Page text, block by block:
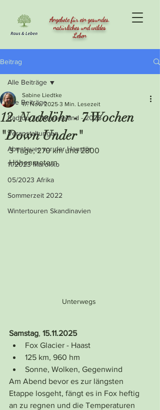
Angebote für ein gesundes,
natürliches und wildes
Leben
Beitrag
Alle Beiträge
Radtour in Neuseeland - 2025
Veranstaltungen
Abenteuer vor der Haustür
11/2023 Marokko
05/2023 Afrika
Sommerzeit 2022
Wintertouren Skandinavien
Alle Beiträge
12. Nadelöhr - 7 Wochen
"Down Under"
Sabine Liedtke
17. Nov. 2025 3 Min. Lesezeit
3 Tage, 270 km und 2800
Höhenmetern
Unterwegs
Samstag, 15.11.2025
Fox Glacier - Haast
125 km, 960 hm
Sonne, Wolken, Gegenwind
Am Abend bevor es zur längsten
Etappe losgeht, fängt es in Fox heftig
an zu regnen und die Temperaturen